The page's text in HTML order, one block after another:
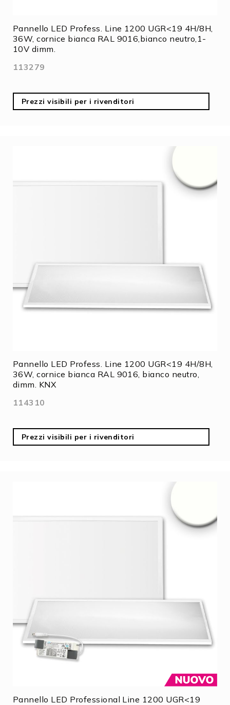
Pannello LED Profess. Line 1200 UGR<19 4H/8H,
36W, cornice bianca RAL 9016,bianco neutro,1-
10V dimm.
113279
Prezzi visibili per i rivenditori
Pannello LED Profess. Line 1200 UGR<19 4H/8H,
36W, cornice bianca RAL 9016, bianco neutro,
dimm. KNX
114310
Prezzi visibili per i rivenditori
Pannello LED Professional Line 1200 UGR<19